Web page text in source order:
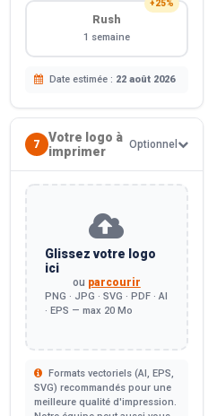
+25%
Rush
1 semaine
Date estimée : 22 août 2026
7
Votre logo à
imprimer
Optionnel
Glissez votre logo
ici
ou parcourir
PNG · JPG · SVG · PDF · AI
· EPS — max 20 Mo
Formats vectoriels (AI, EPS,
SVG) recommandés pour une
meilleure qualité d'impression.